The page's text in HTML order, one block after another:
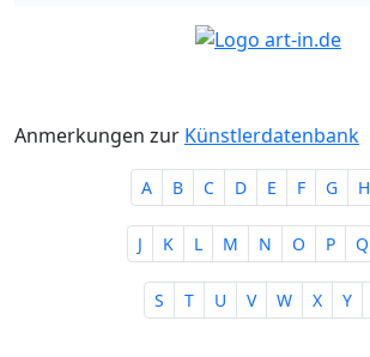
Anmerkungen zur Künstlerdatenbank
A B C D E F G H
J K L M N O P Q
S T U V W X Y